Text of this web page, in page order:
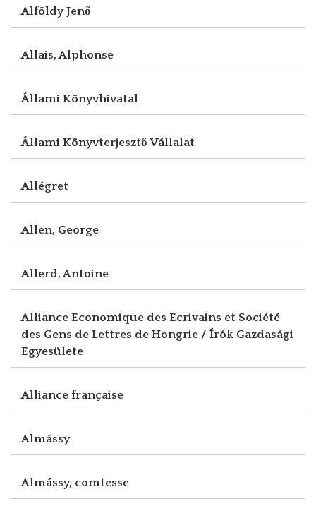
Alföldy Jenő
Allais, Alphonse
Állami Könyvhivatal
Állami Könyvterjesztő Vállalat
Allégret
Allen, George
Allerd, Antoine
Alliance Economique des Ecrivains et Société
des Gens de Lettres de Hongrie / Írók Gazdasági
Egyesülete
Alliance française
Almássy
Almássy, comtesse